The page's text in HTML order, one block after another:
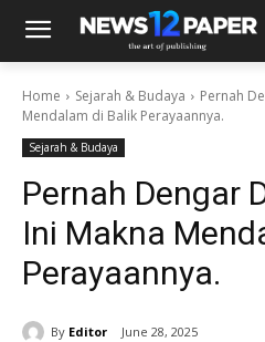
Home Sejarah & Budaya
Pernah
Mendalam di Balik Perayaannya.
Sejarah & Budaya
Pernah Dengar
Ini Makna
Perayaannya.
By Editor June 28, 2025